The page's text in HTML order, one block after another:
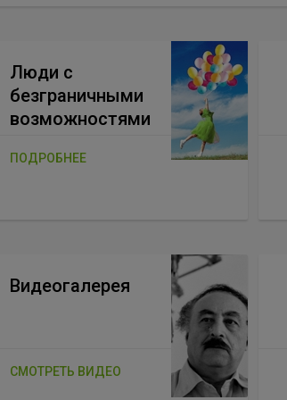
Люди с
безграничными
возможностями
ПОДРОБНЕЕ
Видеогалерея
СМОТРЕТЬ ВИДЕО